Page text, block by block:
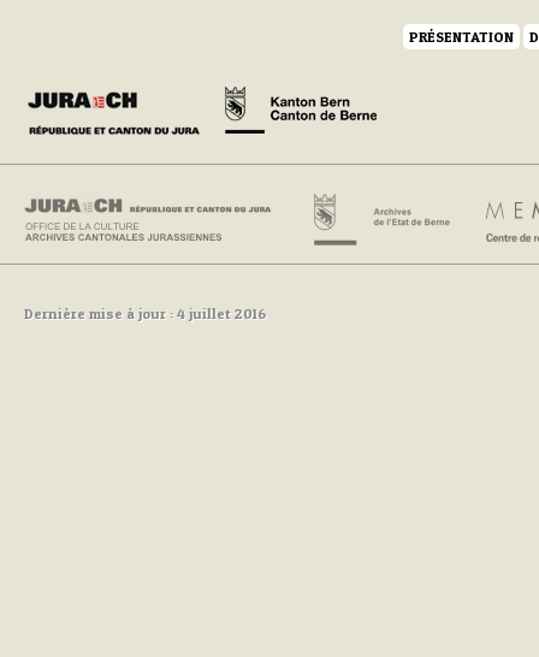
PRÉSENTATION
Dernière mise à jour : 4 juillet 2016